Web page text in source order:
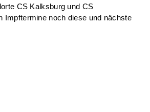
CS Kalksburg und CS
Impftermine noch diese und nächste